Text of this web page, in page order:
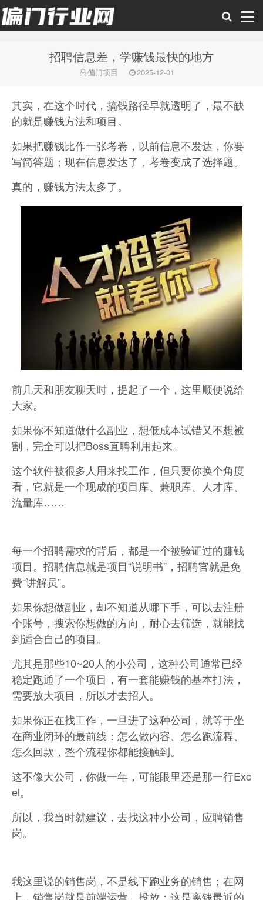
偏门行业网
招聘信息差，学赚钱最快的地方
偏门项目 2025-12-01
其实，在这个时代，搞钱路径早就透明了，最不缺
的就是赚钱方法和项目。
如果把赚钱比作一张考卷，以前信息不发达，你要
写简答题；现在信息发达了，考卷变成了选择题。
真的，赚钱方法太多了。
前几天和朋友聊天时，提起了一个，这里顺便说给
大家。
如果你不知道做什么副业，想低成本试错又不想被
割，完全可以把Boss直聘利用起来。
这个软件被很多人用来找工作，但只要你换个角度
看，它就是一个现成的项目库、兼职库、人才库、
流量库……
每一个招聘需求的背后，都是一个被验证过的赚钱
项目。招聘信息就是项目“说明书”，招聘官就是免
费“讲解员”。
如果你想做副业，却不知道从哪下手，可以去注册
个账号，搜索你想做的方向，耐心去筛选，就能找
到适合自己的项目。
尤其是那些10~20人的小公司，这种公司通常已经
稳定跑通了一个项目，有一套能赚钱的基本打法，
需要放大项目，所以才去招人。
如果你正在找工作，一旦进了这种公司，就等于坐
在商业闭环的最前线：怎么做内容、怎么跑流程、
怎么回款，整个流程你都能接触到。
这不像大公司，你做一年，可能眼里还是那一行Exc
el。
所以，我当时就建议，去找这种小公司，应聘销售
岗。
我这里说的销售岗，不是线下跑业务的销售；在网
上，销售岗就是前端运营、投放；这是离钱最近的